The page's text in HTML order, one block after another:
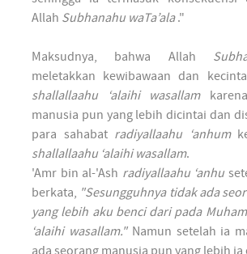
Allah Subhanahu waTa’ala."
Maksudnya, bahwa Allah
meletakkan kewibawaan dan
shallallaahu ‘alaihi wasallam
manusia pun yang lebih dicintai dan
para sahabat radiyallaahu ‘anhum
shallallaahu ‘alaihi wasallam.
'Amr bin al-'Ash radiyallaahu ‘anhu
berkata, "Sesungguhnya tidak ada
yang lebih aku benci dari pada
‘alaihi wasallam."Namun setelah ia
ada seorang manusia pun yang lebih